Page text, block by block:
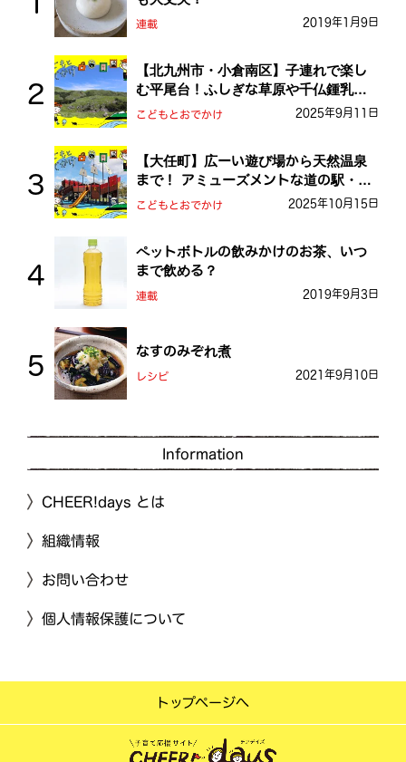
連載 2019年1月9日
【北九州市・小倉南区】子連れで楽し
む平尾台！ふしぎな草原や千仏鍾乳洞
を探検しよう！
こどもとおでかけ 2025年9月11日
【大任町】広ーい遊び場から天然温泉
まで！ アミューズメントな道の駅・お
おとう桜街道
こどもとおでかけ 2025年10月15日
ペットボトルの飲みかけのお茶、いつ
まで飲める？
連載 2019年9月3日
なすのみぞれ煮
レシピ 2021年9月10日
Information
CHEER!days とは
組織情報
お問い合わせ
個人情報保護について
トップページへ